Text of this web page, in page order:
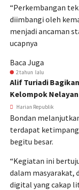
“Perkembangan
diimbangi oleh
menjadi ancaman
ucapnya
Baca Juga
2 tahun lalu
Alif Turiadi
Kelompok
Harian Republik
Bondan
terdapat
begitu besar.
“Kegiatan ini
dalam masyarakat,
digital yang cakap